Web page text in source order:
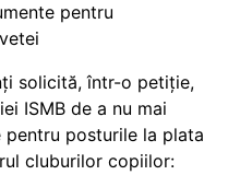
pentru
solicită, într-o petiție,
ISMB de a nu mai
pentru posturile la plata
cluburilor copiilor: